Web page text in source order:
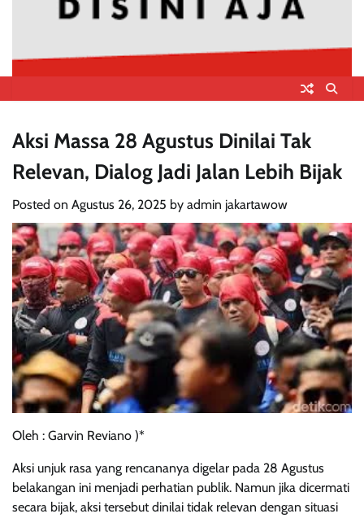
Aksi Massa 28 Agustus Dinilai Tak
Relevan, Dialog Jadi Jalan Lebih Bijak
Posted on Agustus 26, 2025 by admin jakartawow
Oleh : Garvin Reviano )*
Aksi unjuk rasa yang rencananya digelar pada 28 Agustus
belakangan ini menjadi perhatian publik. Namun jika dicermati
secara bijak, aksi tersebut dinilai tidak relevan dengan situasi